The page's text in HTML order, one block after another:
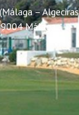
– Algeciras)
Málaga